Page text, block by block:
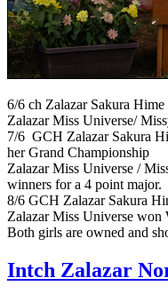
6/6 ch Zalazar Sakura
Zalazar Miss Universe/
7/6 GCH Zalazar Sakura
her Grand Championship
Zalazar Miss Universe /
winners for a 4 point major.
8/6 GCH Zalazar Sakura
Zalazar Miss Universe won
Both girls are owned and
Intch Zalazar